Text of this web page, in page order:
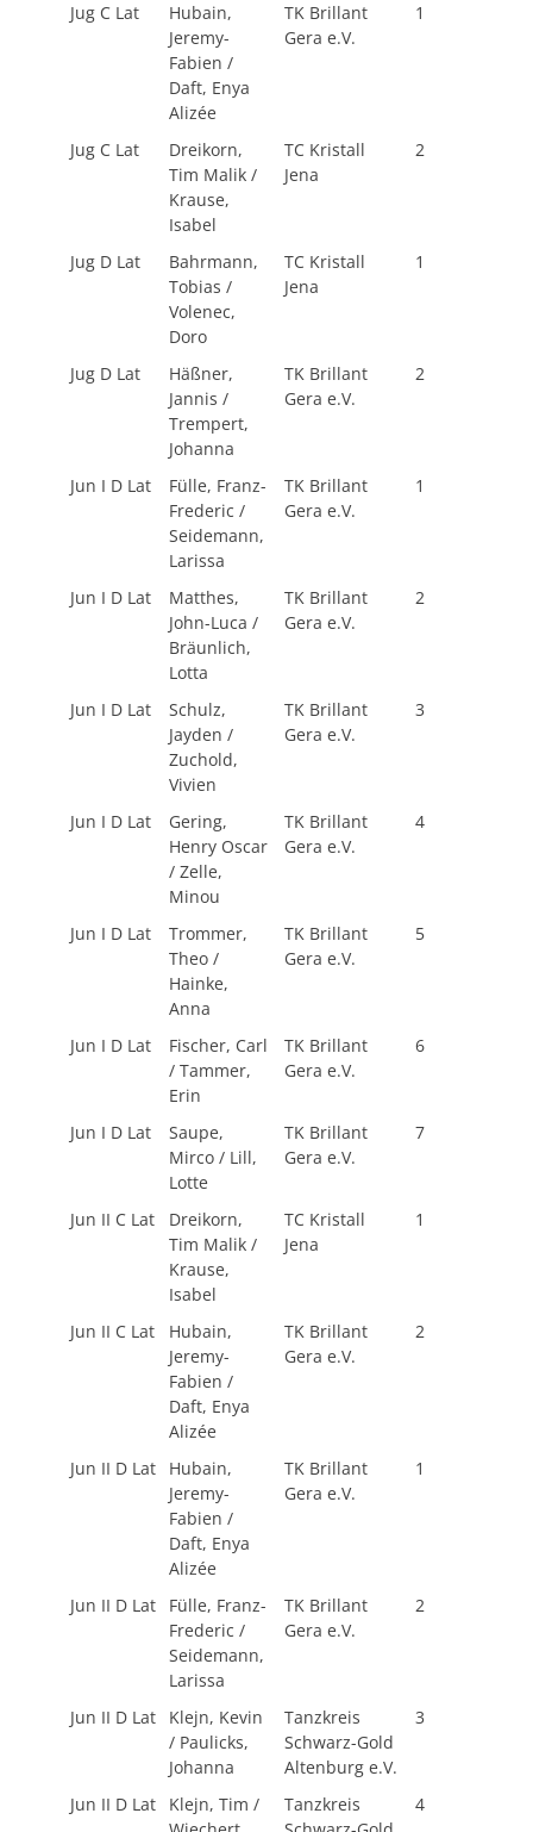
Jug C Lat
Hubain,
Jeremy-
Fabien /
Daft, Enya
Alizée
TK Brillant
Gera e.V.
1
Jug C Lat
Dreikorn,
Tim Malik /
Krause,
Isabel
TC Kristall
Jena
2
Jug D Lat
Bahrmann,
Tobias /
Volenec,
Doro
TC Kristall
Jena
1
Jug D Lat
Häßner,
Jannis /
Trempert,
Johanna
TK Brillant
Gera e.V.
2
Jun I D Lat
Fülle, Franz-
Frederic /
Seidemann,
Larissa
TK Brillant
Gera e.V.
1
Jun I D Lat
Matthes,
John-Luca /
Bräunlich,
Lotta
TK Brillant
Gera e.V.
2
Jun I D Lat
Schulz,
Jayden /
Zuchold,
Vivien
TK Brillant
Gera e.V.
3
Jun I D Lat
Gering,
Henry Oscar
/ Zelle,
Minou
TK Brillant
Gera e.V.
4
Jun I D Lat
Trommer,
Theo /
Hainke,
Anna
TK Brillant
Gera e.V.
5
Jun I D Lat
Fischer, Carl
/ Tammer,
Erin
TK Brillant
Gera e.V.
6
Jun I D Lat
Saupe,
Mirco / Lill,
Lotte
TK Brillant
Gera e.V.
7
Jun II C Lat
Dreikorn,
Tim Malik /
Krause,
Isabel
TC Kristall
Jena
1
Jun II C Lat
Hubain,
Jeremy-
Fabien /
Daft, Enya
Alizée
TK Brillant
Gera e.V.
2
Jun II D Lat
Hubain,
Jeremy-
Fabien /
Daft, Enya
Alizée
TK Brillant
Gera e.V.
1
Jun II D Lat
Fülle, Franz-
Frederic /
Seidemann,
Larissa
TK Brillant
Gera e.V.
2
Jun II D Lat
Klejn, Kevin
/ Paulicks,
Johanna
Tanzkreis
Schwarz-Gold
Altenburg e.V.
3
Jun II D Lat
Klejn, Tim /
Tanzkreis
4